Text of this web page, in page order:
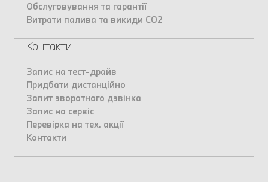
Обслуговування та гарантії
Витрати палива та викиди CO2
Контакти
Запис на тест-драйв
Придбати дистанційно
Запит зворотного дзвінка
Запис на сервіс
Перевірка на тех. акції
Контакти